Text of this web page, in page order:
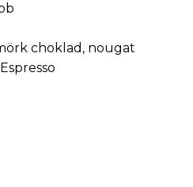
choklad, nougat